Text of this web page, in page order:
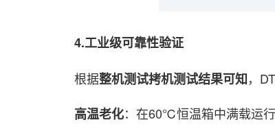
4.工业级可靠性验证
根据整机测试拷机测试结果可知，
高温老化：在60℃恒温箱中满载运